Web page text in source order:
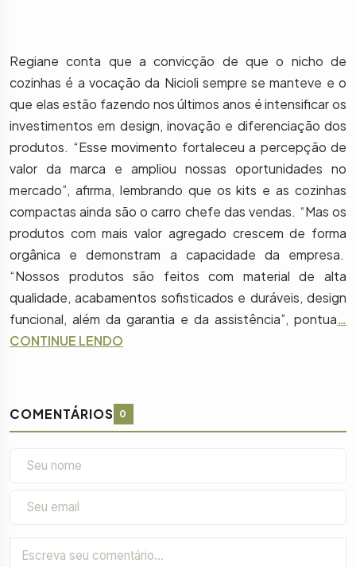
Regiane conta que a convicção de que o nicho de
cozinhas é a vocação da Nicioli sempre se manteve e o
que elas estão fazendo nos últimos anos é intensificar os
investimentos em design, inovação e diferenciação dos
produtos. “Esse movimento fortaleceu a percepção de
valor da marca e ampliou nossas oportunidades no
mercado”, afirma, lembrando que os kits e as cozinhas
compactas ainda são o carro chefe das vendas. “Mas os
produtos com mais valor agregado crescem de forma
orgânica e demonstram a capacidade da empresa.
“Nossos produtos são feitos com material de alta
qualidade, acabamentos sofisticados e duráveis, design
funcional, além da garantia e da assistência”, pontua…
CONTINUE LENDO
COMENTÁRIOS 0